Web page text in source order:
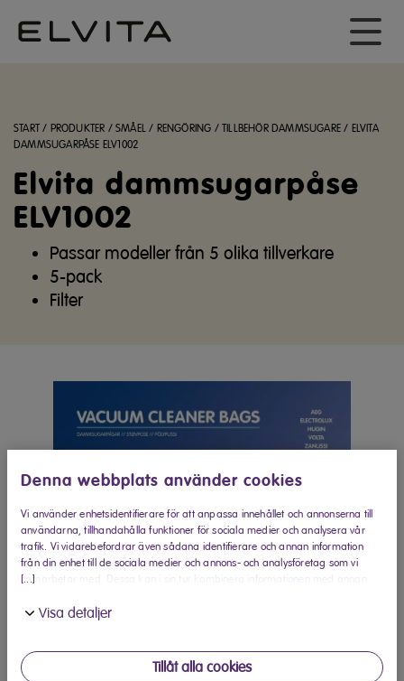
Denna webbplats använder cookies
[...]
Vi använder enhetsidentifierare för att anpassa innehållet och annonserna till
användarna, tillhandahålla funktioner för sociala medier och analysera vår
trafik. Vi vidarebefordrar även sådana identifierare och annan information
från din enhet till de sociala medier och annons- och analysföretag som vi
samarbetar med. Dessa kan i sin tur kombinera informationen med annan
använt deras tjänster.
Visa detaljer
Tillåt alla cookies
START / PRODUKTER /SMÅEL / RENGÖRING /TILLBEHÖR DAMMSUGARE / ELVITA
DAMMSUGARPÅSE ELV1002
Elvita dammsugarpåse
ELV1002
Passar modeller från 5 olika tillverkare
5-pack
Filter